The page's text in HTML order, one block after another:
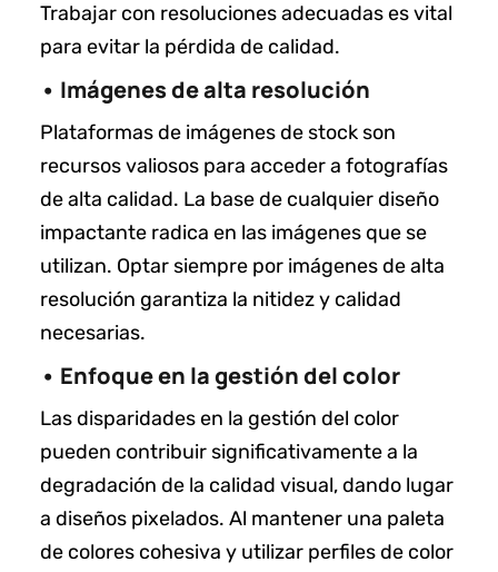
Trabajar con resoluciones adecuadas es vital
para evitar la pérdida de calidad.
• Imágenes de alta resolución
Plataformas de imágenes de stock son
recursos valiosos para acceder a fotografías
de alta calidad. La base de cualquier diseño
impactante radica en las imágenes que se
utilizan. Optar siempre por imágenes de alta
resolución garantiza la nitidez y calidad
necesarias.
• Enfoque en la gestión del color
Las disparidades en la gestión del color
pueden contribuir significativamente a la
degradación de la calidad visual, dando lugar
a diseños pixelados. Al mantener una paleta
de colores cohesiva y utilizar perfiles de color